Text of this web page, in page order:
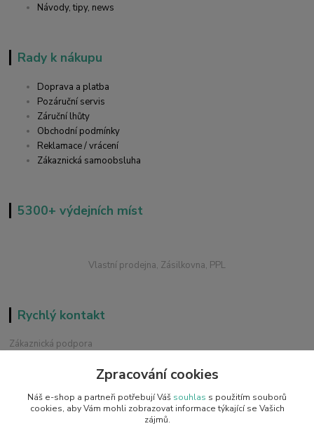
Návody, tipy, news
Rady k nákupu
Doprava a platba
Pozáruční servis
Záruční lhůty
Obchodní podmínky
Reklamace / vrácení
Zákaznická samoobsluha
5300+ výdejních míst
Vlastní prodejna, Zásilkovna, PPL
Rychlý kontakt
Zákaznická podpora
Chat / Online podpora - 24/7
info@emobilky.cz
Zpracování cookies
Náš e-shop a partneři potřebují Váš souhlas s použitím souborů
cookies, aby Vám mohli zobrazovat informace týkající se Vašich
zájmů.